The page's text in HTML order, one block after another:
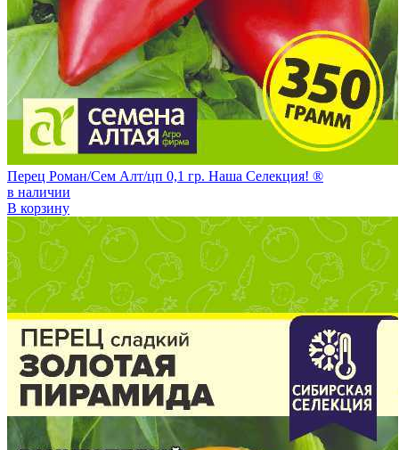
Перец Роман/Сем Алт/цп 0,1 гр. Наша Селекция! ®
в наличии
В корзину